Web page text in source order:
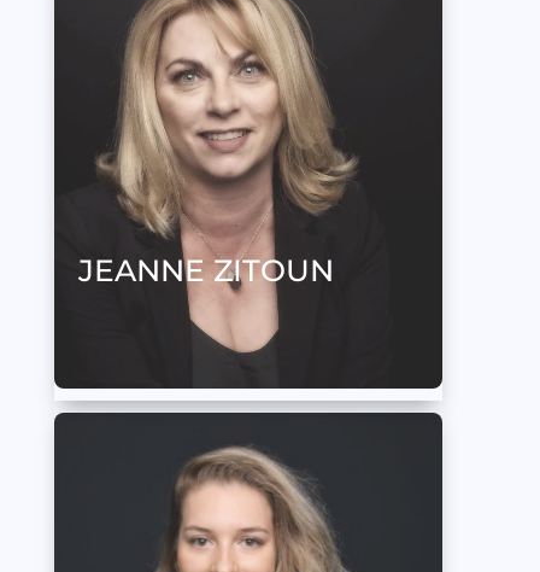
JEANNE ZITOUN